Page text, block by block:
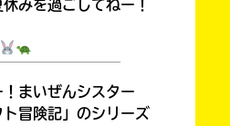
ドから探す
みを過ごしてねー！
まいぜんシスター
冒険記」のシリーズ